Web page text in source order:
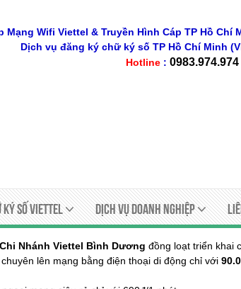
Mạng Wifi Viettel & Truyền Hình Cáp TP Hồ Chí
Dịch vụ đăng ký chữ ký số TP Hồ Chí Minh
Hotline : 0983.974.974
ký số viettel Dịch Vụ Doanh Nghiệp
Chi Nhánh Viettel Bình Dương đồng loạt triển khai
lên mạng bằng điện thoại di động chỉ với